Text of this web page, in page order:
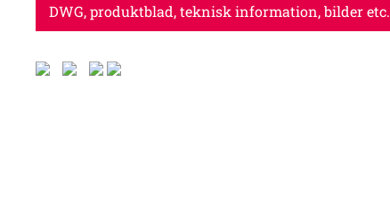
DWG, produktblad, teknisk information, bilder etc.